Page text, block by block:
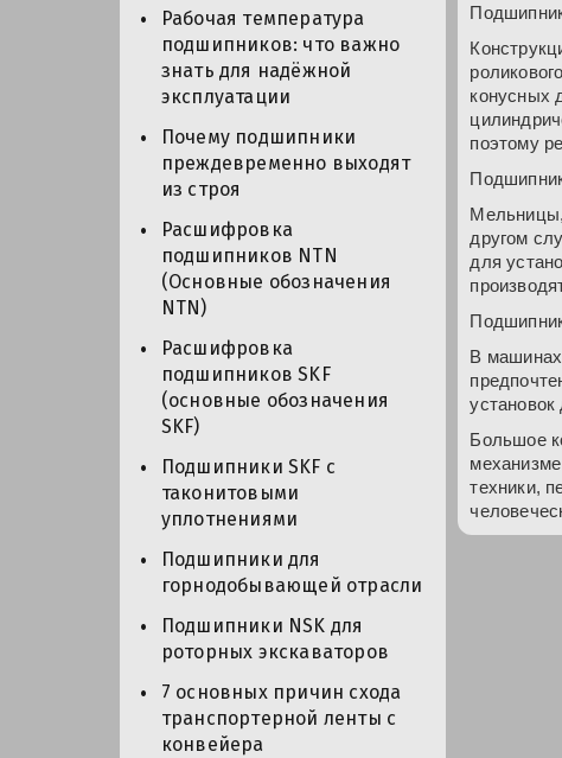
Рабочая температура
подшипников: что важно
знать для надёжной
эксплуатации
Почему подшипники
преждевременно выходят
из строя
Расшифровка
подшипников NTN
(Основные обозначения
NTN)
Расшифровка
подшипников SKF
(основные обозначения
SKF)
Подшипники SKF с
таконитовыми
уплотнениями
Подшипники для
горнодобывающей отрасли
Подшипники NSK для
роторных экскаваторов
7 основных причин схода
транспортерной ленты с
конвейера
конусных
поэтому
другом
для
В
Большое
техники,